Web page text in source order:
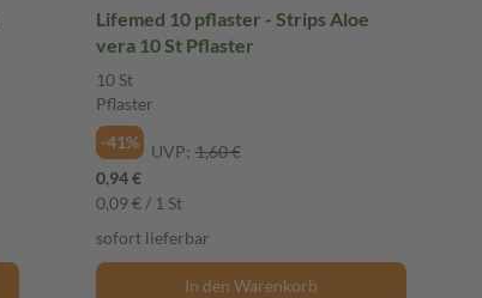
Lifemed 10 pflaster - Strips Aloe
vera 10 St Pflaster
10 St
Pflaster
-41%
UVP: 1,60 €
0,94 €
0,09 € / 1 St
sofort lieferbar
In den Warenkorb